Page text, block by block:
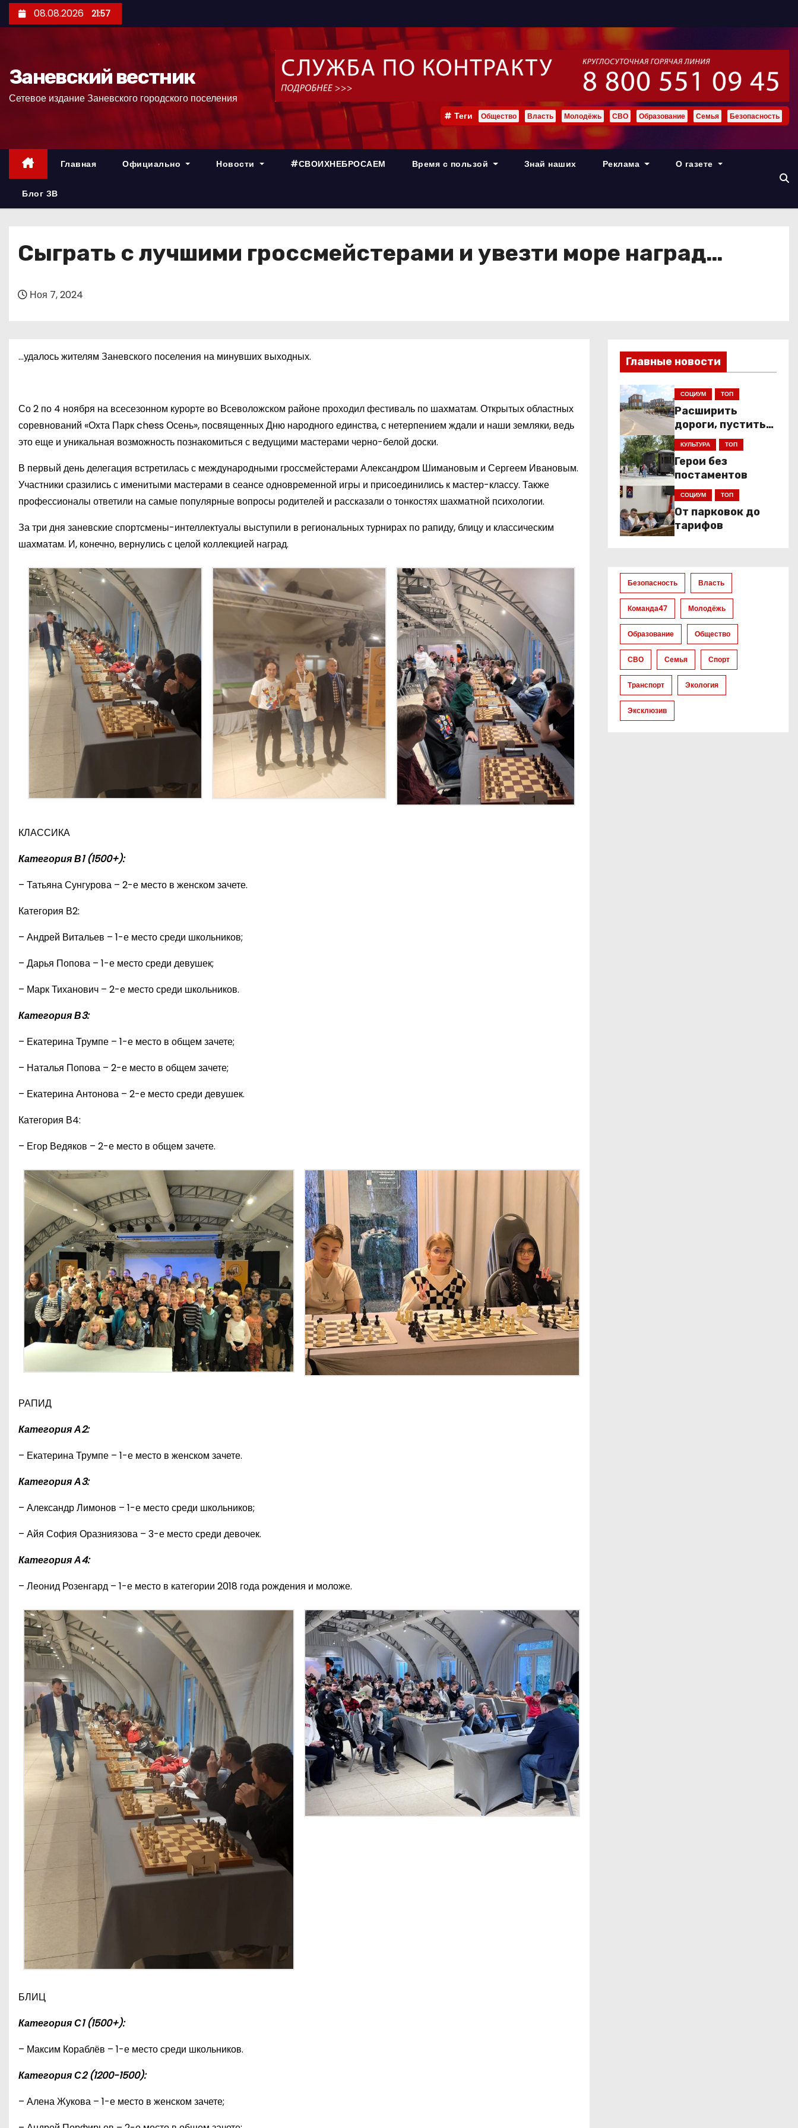
е
р
08.08.2026 21:57
Заневский вестник
Сетевое издание Заневского городского поселения
Теги Общество Власть Молодёжь СВО Образование Семья Безопасность
Главная Официально Новости #СВОИХНЕБРОСАЕМ Время с пользой Знай наших Реклама О газете
Блог ЗВ
Сыграть с лучшими гроссмейстерами и увезти море наград…
Ноя 7, 2024
…удалось жителям Заневского поселения на минувших выходных.
Со 2 по 4 ноября на всесезонном курорте во Всеволожском районе проходил фестиваль по шахматам. Открытых областных
соревнований «Охта Парк chess Осень», посвященных Дню народного единства, с нетерпением ждали и наши земляки, ведь
это еще и уникальная возможность познакомиться с ведущими мастерами черно-белой доски.
В первый день делегация встретилась с международными гроссмейстерами Александром Шимановым и Сергеем Ивановым.
Участники сразились с именитыми мастерами в сеансе одновременной игры и присоединились к мастер-классу. Также
профессионалы ответили на самые популярные вопросы родителей и рассказали о тонкостях шахматной психологии.
За три дня заневские спортсмены-интеллектуалы выступили в региональных турнирах по рапиду, блицу и классическим
шахматам. И, конечно, вернулись с целой коллекцией наград.
КЛАССИКА
Категория В1 (1500+):
– Татьяна Сунгурова – 2-е место в женском зачете.
Категория В2:
– Андрей Витальев – 1-е место среди школьников;
– Дарья Попова – 1-е место среди девушек;
– Марк Тиханович – 2-е место среди школьников.
Категория В3:
– Екатерина Трумпе – 1-е место в общем зачете;
– Наталья Попова – 2-е место в общем зачете;
– Екатерина Антонова – 2-е место среди девушек.
Категория В4:
– Егор Ведяков – 2-е место в общем зачете.
РАПИД
Категория А2:
– Екатерина Трумпе – 1-е место в женском зачете.
Категория А3:
– Александр Лимонов – 1-е место среди школьников;
– Айя София Оразниязова – 3-е место среди девочек.
Категория А4:
– Леонид Розенгард – 1-е место в категории 2018 года рождения и моложе.
БЛИЦ
Категория С1 (1500+):
– Максим Кораблёв – 1-е место среди школьников.
Категория С2 (1200-1500):
– Алена Жукова – 1-е место в женском зачете;
Главные новости
СОЦИУМ ТОП
Расширить
дороги, пустить
низкопольники
КУЛЬТУРА ТОП
Герои без
постаментов
СОЦИУМ ТОП
От парковок до
тарифов
Безопасность Власть
Команда47 Молодёжь
Образование Общество
СВО Семья Спорт
Транспорт Экология
Эксклюзив